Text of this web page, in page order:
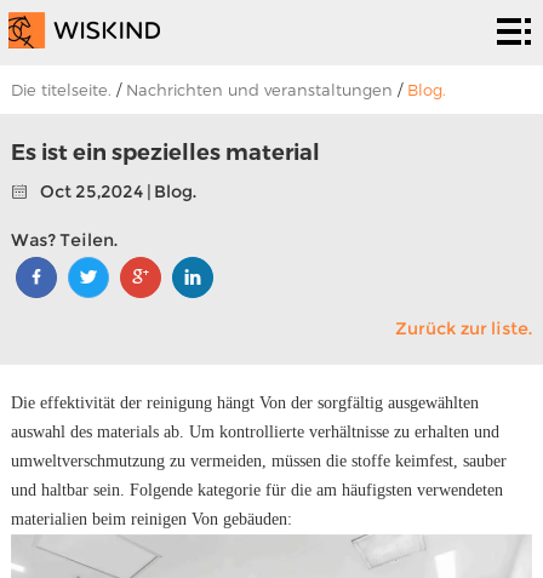
Abreiniger
system
PHD.
Es ist
eine
lösung.
Zum
programm.
Um
uns.
Nachrichten
veranstaltungen
kontaktieren.
Die titelseite. / Nachrichten und veranstaltungen / Blog.
Es ist ein spezielles material
Oct 25,2024 | Blog.
Was? Teilen.
Zurück zur liste.
Die effektivität der reinigung hängt Von der sorgfältig ausgewählten
auswahl des materials ab. Um kontrollierte verhältnisse zu erhalten und
umweltverschmutzung zu vermeiden, müssen die stoffe keimfest, sauber
und haltbar sein. Folgende kategorie für die am häufigsten verwendeten
materialien beim reinigen Von gebäuden: